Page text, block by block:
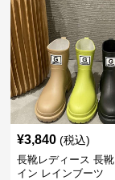
¥3,840 (税込)
長靴レディース 長
イン レインブーツ